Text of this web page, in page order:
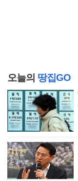
오늘의 땅집GO